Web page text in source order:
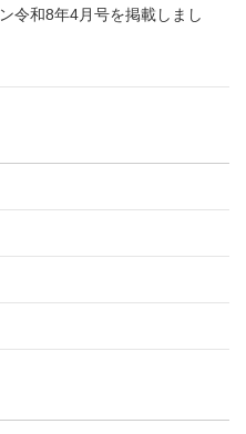
令和8年4月号を掲載しまし